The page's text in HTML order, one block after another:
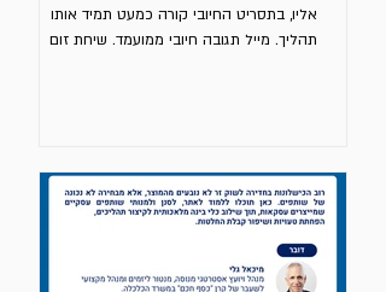
אליו, בתסריט החיובי קורה כמעט תמיד אותו
תהליך. מייל תגובה חיובי ממועמד. שיחת זום
מנהלים נוטים לאופטימיות יתר לגבי ביצועי השותף
העתידיים - רק משום שהוא מגלה עניין. עניין
ראשוני מצד גורם מתורגם בטעות ליכולת. הצהרת
כוונה נתפסת כהתחייב